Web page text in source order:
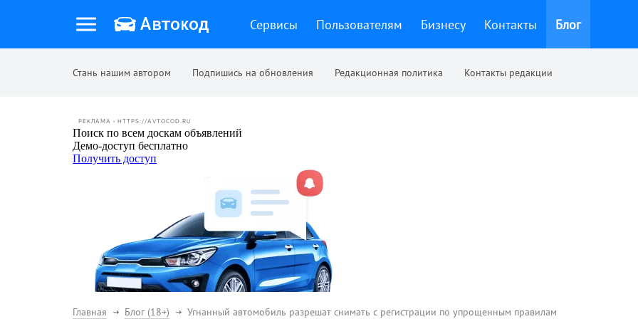
Сервисы Пользователям Бизнесу Контакты Блог
Стань нашим автором Подпишись на обновления Редакционная политика Контакты редакции
РЕКЛАМА • HTTPS://AVTOCOD.RU
Главная Блог (18+) Угнанный автомобиль разрешат снимать с регистрации по упрощенным правилам